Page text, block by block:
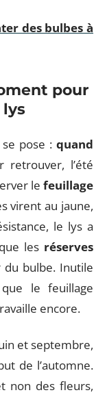
des bulbes à
pour
pose : quand
l’été
le feuillage
virent au jaune,
le lys a
les réserves
bulbe. Inutile
le feuillage
encore.
et septembre,
de l’automne.
non des fleurs,